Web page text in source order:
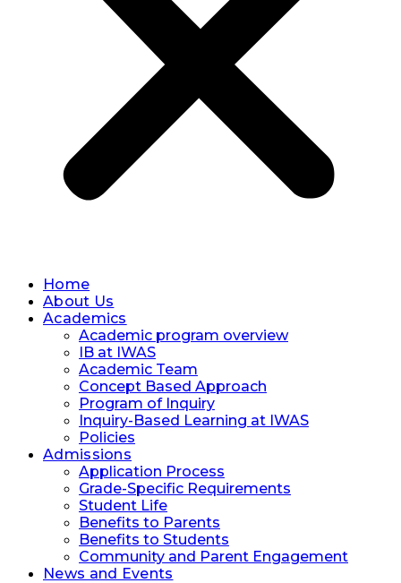
Home
About Us
Academics
Academic program overview
IB at IWAS
Academic Team
Concept Based Approach
Program of Inquiry
Inquiry-Based Learning at IWAS
Policies
Admissions
Application Process
Grade-Specific Requirements
Student Life
Benefits to Parents
Benefits to Students
Community and Parent Engagement
News and Events